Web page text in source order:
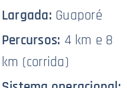
Largada: Guaporé
Percursos: 4 km e 8
km (corrida)